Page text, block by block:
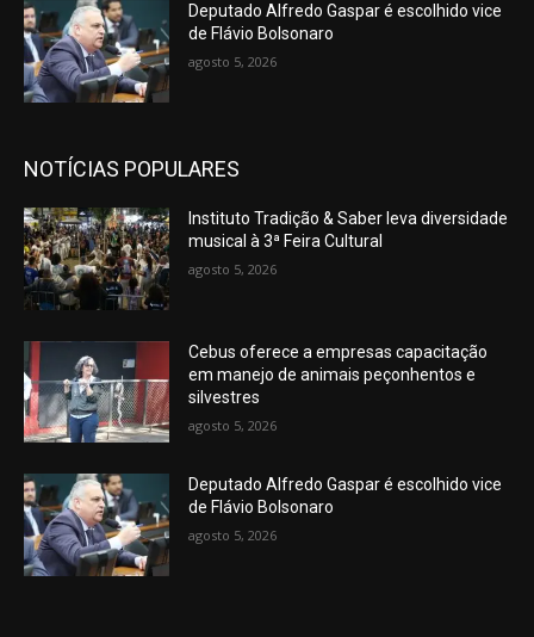
Deputado Alfredo Gaspar é escolhido vice
de Flávio Bolsonaro
agosto 5, 2026
NOTÍCIAS POPULARES
Instituto Tradição & Saber leva diversidade
musical à 3ª Feira Cultural
agosto 5, 2026
Cebus oferece a empresas capacitação
em manejo de animais peçonhentos e
silvestres
agosto 5, 2026
Deputado Alfredo Gaspar é escolhido vice
de Flávio Bolsonaro
agosto 5, 2026